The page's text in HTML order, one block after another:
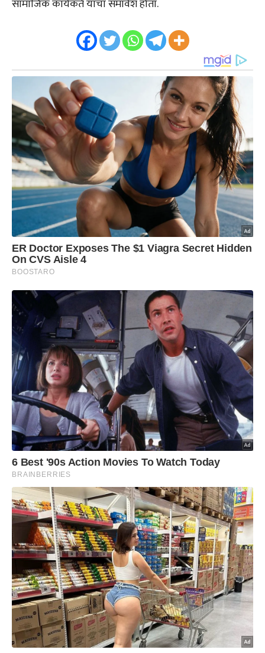
सामाजिक कार्यकर्ते यांचा समावेश होता.